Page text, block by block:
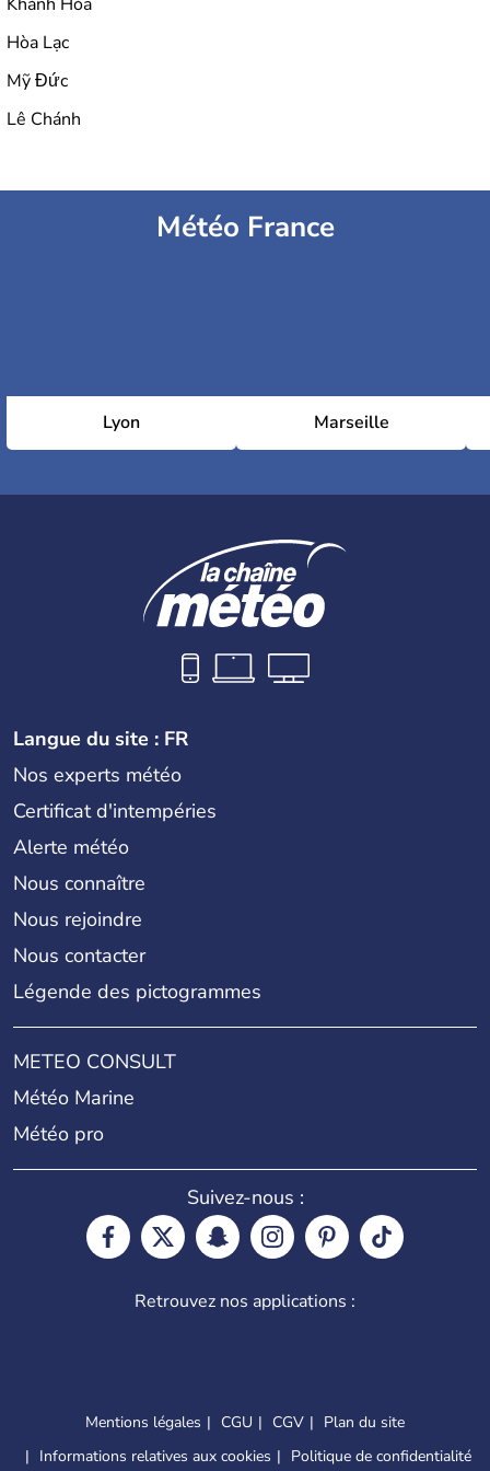
Hòa Lạc
Mỹ Đức
Lê Chánh
Météo France
Lyon Marseille
Langue du site : FR
Nos experts météo
Certificat d'intempéries
Alerte météo
Nous connaître
Nous rejoindre
Nous contacter
Légende des pictogrammes
METEO CONSULT
Météo Marine
Météo pro
Suivez-nous :
Retrouvez nos applications :
Mentions légales CGU CGV
Plan du site
Informations relatives aux cookies
Politique de confidentialité